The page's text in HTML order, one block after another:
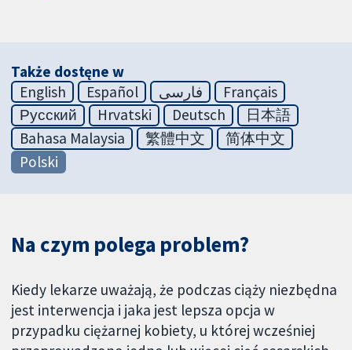
Także dostęne w
English
Español فارسی
Français
Русский
Hrvatski Deutsch
日本語
Bahasa Malaysia
繁體中文
简体中文
Polski
Na czym polega problem?
Kiedy lekarze uważają, że podczas ciąży niezbędna
jest interwencja i jaka jest lepsza opcja w
przypadku ciężarnej kobiety, u której wcześniej